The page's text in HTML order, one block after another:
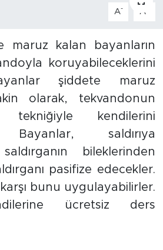
A- A
maruz kalan bayanların
koruyabileceklerini
şiddete maruz
olarak, tekvandonun
kendilerini
Bayanlar, saldırıya
bileklerinden
pasifize edecekler.
bunu uygulayabilirler.
ücretsiz ders